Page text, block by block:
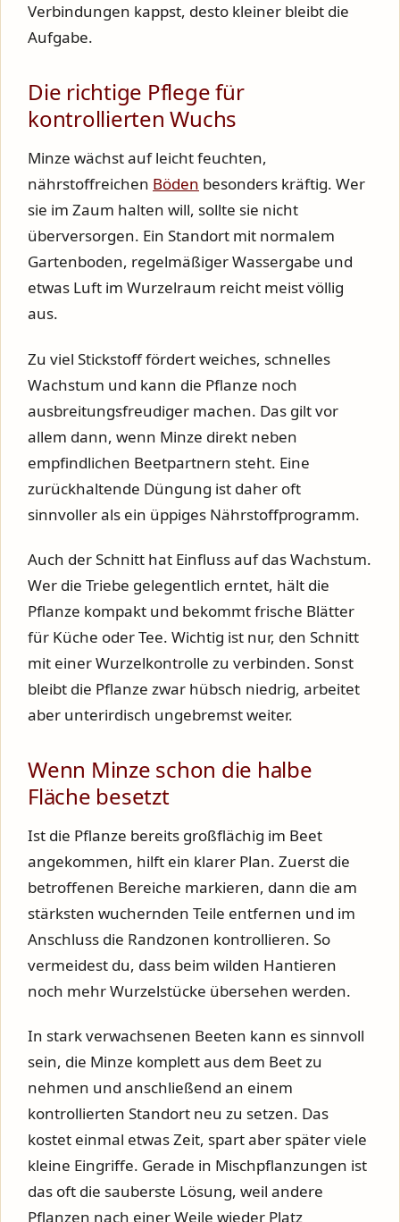
Verbindungen kappst, desto kleiner bleibt die
Aufgabe.
Die richtige Pflege für
kontrollierten Wuchs
Minze wächst auf leicht feuchten,
nährstoffreichen Böden besonders kräftig. Wer
sie im Zaum halten will, sollte sie nicht
überversorgen. Ein Standort mit normalem
Gartenboden, regelmäßiger Wassergabe und
etwas Luft im Wurzelraum reicht meist völlig
aus.
Zu viel Stickstoff fördert weiches, schnelles
Wachstum und kann die Pflanze noch
ausbreitungsfreudiger machen. Das gilt vor
allem dann, wenn Minze direkt neben
empfindlichen Beetpartnern steht. Eine
zurückhaltende Düngung ist daher oft
sinnvoller als ein üppiges Nährstoffprogramm.
Auch der Schnitt hat Einfluss auf das Wachstum.
Wer die Triebe gelegentlich erntet, hält die
Pflanze kompakt und bekommt frische Blätter
für Küche oder Tee. Wichtig ist nur, den Schnitt
mit einer Wurzelkontrolle zu verbinden. Sonst
bleibt die Pflanze zwar hübsch niedrig, arbeitet
aber unterirdisch ungebremst weiter.
Wenn Minze schon die halbe
Fläche besetzt
Ist die Pflanze bereits großflächig im Beet
angekommen, hilft ein klarer Plan. Zuerst die
betroffenen Bereiche markieren, dann die am
stärksten wuchernden Teile entfernen und im
Anschluss die Randzonen kontrollieren. So
vermeidest du, dass beim wilden Hantieren
noch mehr Wurzelstücke übersehen werden.
In stark verwachsenen Beeten kann es sinnvoll
sein, die Minze komplett aus dem Beet zu
nehmen und anschließend an einem
kontrollierten Standort neu zu setzen. Das
kostet einmal etwas Zeit, spart aber später viele
kleine Eingriffe. Gerade in Mischpflanzungen ist
das oft die sauberste Lösung, weil andere
Pflanzen nach einer Weile wieder Platz